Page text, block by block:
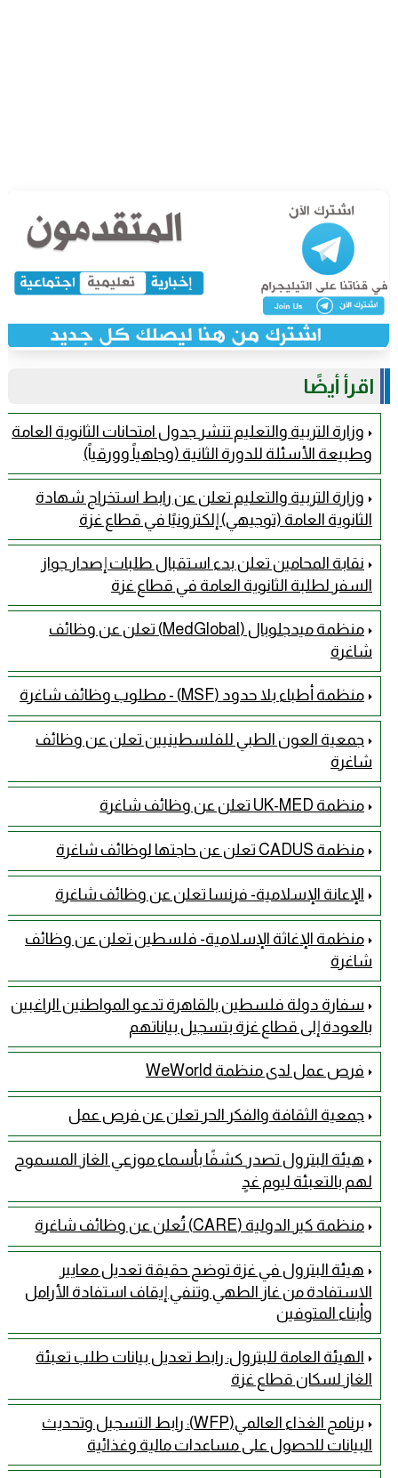
اقرأ أيضًا
وزارة التربية والتعليم تنشر جدول امتحانات الثانوية العامة
وطبيعة الأسئلة للدورة الثانية (وجاهياً وورقياً)
وزارة التربية والتعليم تعلن عن رابط استخراج شهادة
الثانوية العامة (توجيهي) إلكترونيًا في قطاع غزة
نقابة المحامين تعلن بدء استقبال طلبات إصدار جواز
السفر لطلبة الثانوية العامة في قطاع غزة
منظمة ميدجلوبال (MedGlobal) تعلن عن وظائف
شاغرة
منظمة أطباء بلا حدود (MSF) - مطلوب وظائف شاغرة
جمعية العون الطبي للفلسطينيين تعلن عن وظائف
شاغرة
منظمة UK-MED تعلن عن وظائف شاغرة
منظمة CADUS تعلن عن حاجتها لوظائف شاغرة
الإعانة الإسلامية- فرنسا تعلن عن وظائف شاغرة
منظمة الإغاثة الإسلامية- فلسطين تعلن عن وظائف
شاغرة
سفارة دولة فلسطين بالقاهرة تدعو المواطنين الراغبين
بالعودة إلى قطاع غزة بتسجيل بياناتهم
فرص عمل لدى منظمة WeWorld
جمعية الثقافة والفكر الحر تعلن عن فرص عمل
هيئة البترول تصدر كشفًا بأسماء موزعي الغاز المسموح
لهم بالتعبئة ليوم غدٍ
منظمة كير الدولية (CARE) تُعلن عن وظائف شاغرة
هيئة البترول في غزة توضح حقيقة تعديل معايير
الاستفادة من غاز الطهي وتنفي إيقاف استفادة الأرامل
وأبناء المتوفين
الهيئة العامة للبترول: رابط تعديل بيانات طلب تعبئة
الغاز لسكان قطاع غزة
برنامج الغذاء العالمي(WFP): رابط التسجيل وتحديث
البيانات للحصول على مساعدات مالية وغذائية